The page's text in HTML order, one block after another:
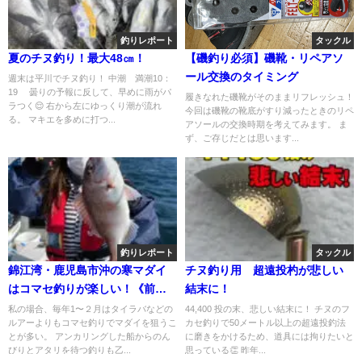
釣りレポート
夏のチヌ釣り！最大48㎝！
週末は平川でチヌ釣り！ 中潮 満潮10：
19 曇りの予報に反して、早めに雨がパ
ラつく😌 右から左にゆっくり潮が流れ
る。 マキエを多めに打つ...
タックル
【磯釣り必須】磯靴・リペアソ
ール交換のタイミング
履きなれた磯靴がそのままリフレッシュ！
今回は磯靴の靴底がすり減ったときのリペ
アソールの交換時期を考えてみます。 ま
ず、ご存じだとは思います...
釣りレポート
錦江湾・鹿児島市沖の寒マダイ
はコマセ釣りが楽しい！《前
編》
私の場合、毎年1〜２月はタイラバなどの
ルアーよりもコマセ釣りでマダイを狙うこ
とが多い。 アンカリングした船からのん
びりとアタリを待つ釣りも乙...
タックル
チヌ釣り用 超遠投杓が悲しい
結末に！
44,400 投の末、悲しい結末に！ チヌのフ
カセ釣りで50メートル以上の超遠投釣法
に磨きをかけるため、道具には拘りたいと
思っている👏 昨年...